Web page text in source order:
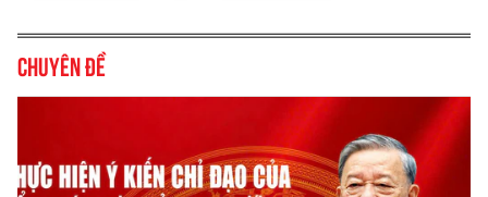
Chuyên đề